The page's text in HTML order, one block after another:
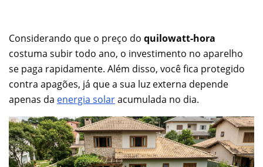
Considerando que o preço do quilowatt-hora
costuma subir todo ano, o investimento no aparelho
se paga rapidamente. Além disso, você fica protegido
contra apagões, já que a sua luz externa depende
apenas da energia solaracumulada no dia.